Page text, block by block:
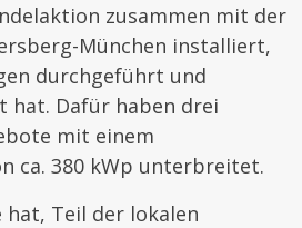
zusammen mit der
München installiert,
durchgeführt und
hat. Dafür haben drei
mit einem
ca. 380 kWp unterbreitet.
hat, Teil der lokalen